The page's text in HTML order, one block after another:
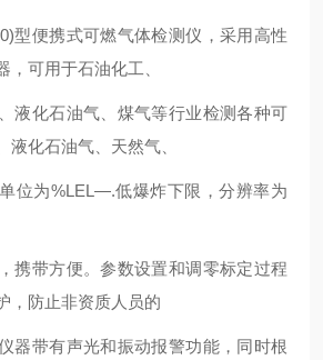
型便携式可燃气体检测仪，采用高性
，可用于石油化工、
液化石油气、煤气等行业检测各种可
液化石油气、天然气、
位为%LEL—.低爆炸下限，分辨率为
携带方便。参数设置和调零标定过程
，防止非资质人员的
器带有声光和振动报警功能，同时根